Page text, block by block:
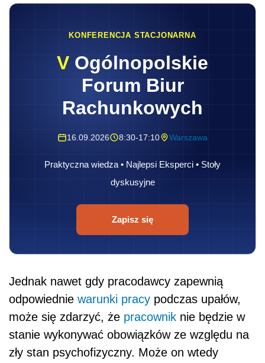
KONFERENCJA STACJONARNA
V Ogólnopolskie
Forum Biur
Rachunkowych
16.09.2026 8:30-17:10 Warszawa
Praktyczna wiedza • Najlepsi Eksperci • Stoły
dyskusyjne
Zapisz się
Jednak nawet gdy pracodawcy zapewnią
odpowiednie warunki pracy podczas upałów,
może się zdarzyć, że pracownik nie będzie w
stanie wykonywać obowiązków ze względu na
zły stan psychofizyczny. Może on wtedy